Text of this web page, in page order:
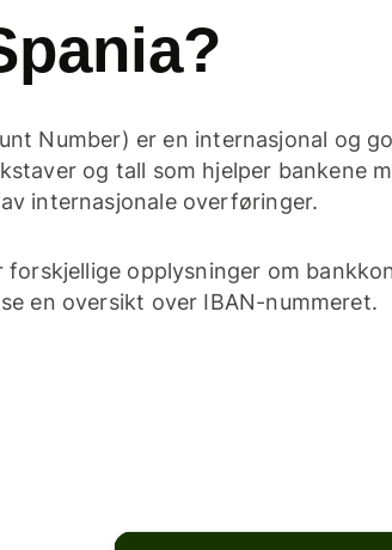
Number) er en internasjonal og
og tall som hjelper bankene
internasjonale overføringer.
opplysninger om
en oversikt over IBAN-nummeret.